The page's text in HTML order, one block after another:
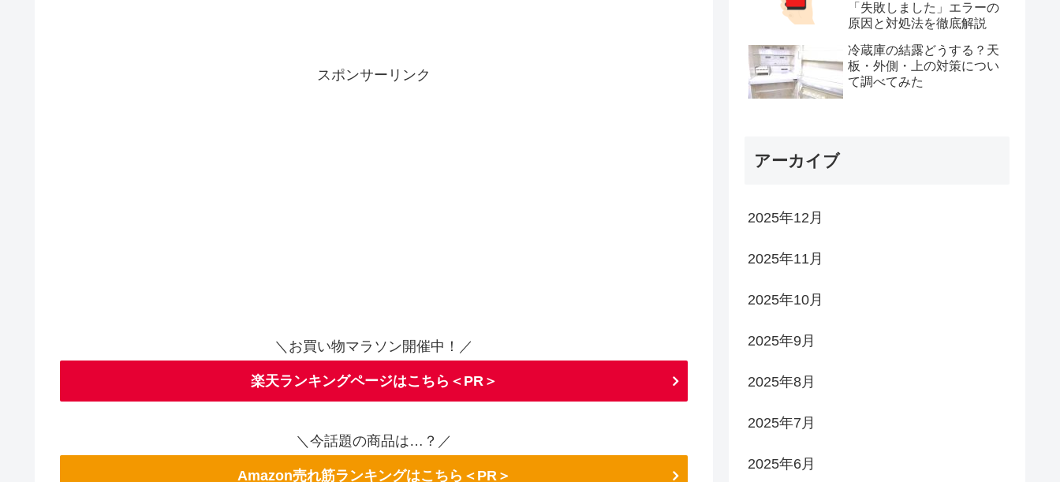
スポンサーリンク
＼お買い物マラソン開催中！／
楽天ランキングページはこちら＜PR＞
＼今話題の商品は…？／
Amazon売れ筋ランキングはこちら＜PR＞
「失敗しました」エラーの
原因と対処法を徹底解説
冷蔵庫の結露どうする？天
板・外側・上の対策につい
て調べてみた
アーカイブ
2025年12月
2025年11月
2025年10月
2025年9月
2025年8月
2025年7月
2025年6月